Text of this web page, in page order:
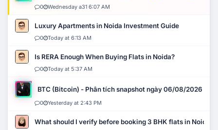
0 Wednesday a31 6:07 AM
Luxury Apartments in Noida Investment Guide
0 Today at 6:13 AM
Is RERA Enough When Buying Flats in Noida?
0 Today at 5:37 AM
BTC (Bitcoin) - Phân tích snapshot ngày 06/08/2026
0 Yesterday at 2:43 PM
What should I verify before booking 3 BHK flats in Noida?